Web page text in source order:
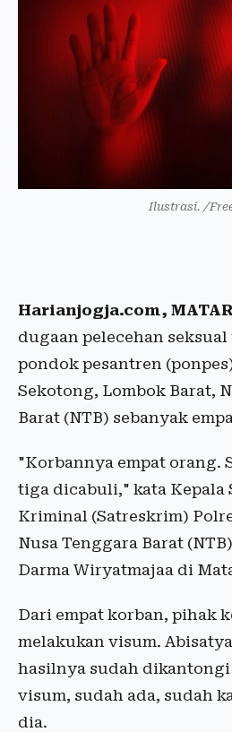
Ilustrasi. /
Harianjogja.com,
dugaan pelecehan
pondok pesantren
Sekotong, Lombok Barat,
Barat (NTB) sebanyak
"Korbannya empat orang.
tiga dicabuli," kata Kepala
Kriminal (Satreskrim)
Nusa Tenggara Barat
Darma Wiryatmajaa di
Dari empat korban, pihak
melakukan visum.
hasilnya sudah
visum, sudah ada, sudah
dia.